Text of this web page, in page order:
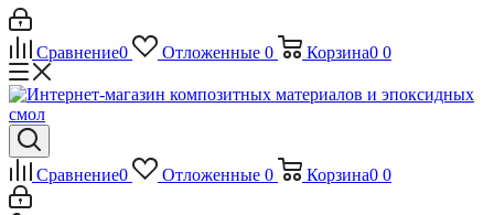
Сравнение0 Отложенные 0 Корзина0 0
Сравнение0 Отложенные 0 Корзина0 0